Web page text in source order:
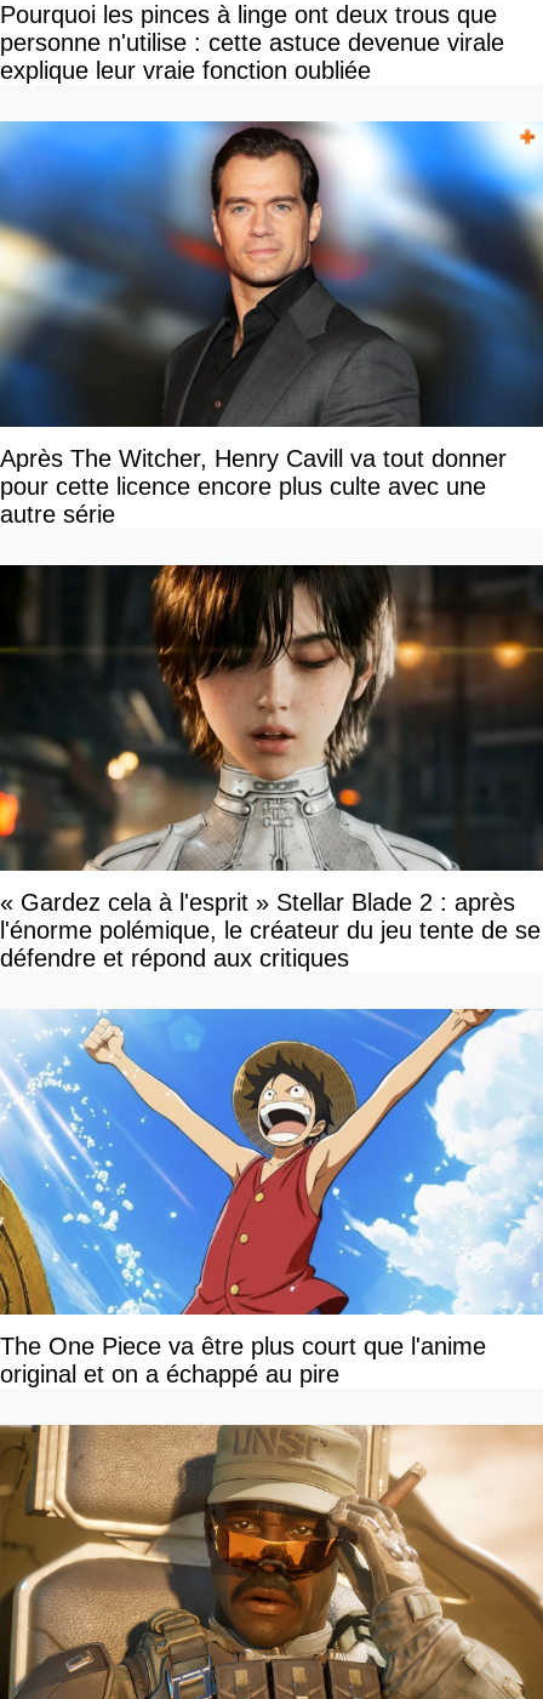
Pourquoi les pinces à linge ont deux trous que
personne n'utilise : cette astuce devenue virale
explique leur vraie fonction oubliée
Après The Witcher, Henry Cavill va tout donner
pour cette licence encore plus culte avec une
autre série
« Gardez cela à l'esprit » Stellar Blade 2 : après
l'énorme polémique, le créateur du jeu tente de se
défendre et répond aux critiques
The One Piece va être plus court que l'anime
original et on a échappé au pire